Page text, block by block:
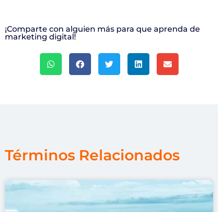
¡Comparte con alguien más para que aprenda de
marketing digital!
Términos Relacionados